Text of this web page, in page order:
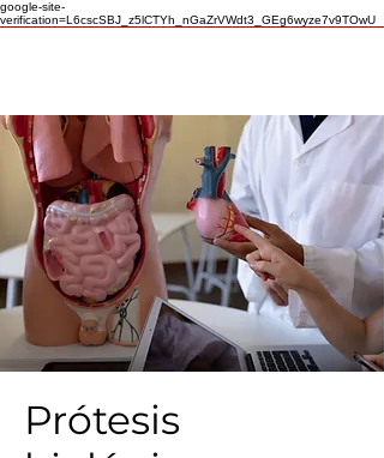
google-site-
verification=L6cscSBJ_z5lCTYh_nGaZrVWdt3_GEg6wyze7v9TOwU
Prótesis